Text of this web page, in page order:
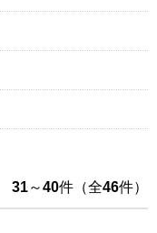
31～40件（全46件）